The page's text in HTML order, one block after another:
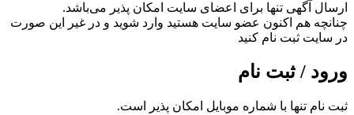
ارسال آگهی تنها برای اعضای سایت امکان پذیر می‌باشد.
چنانچه هم‌ اکنون عضو سایت هستید وارد شوید و در غیر این صورت
در سایت ثبت نام کنید
ورود / ثبت نام
ثبت نام تنها با شماره موبایل امکان پذیر است.